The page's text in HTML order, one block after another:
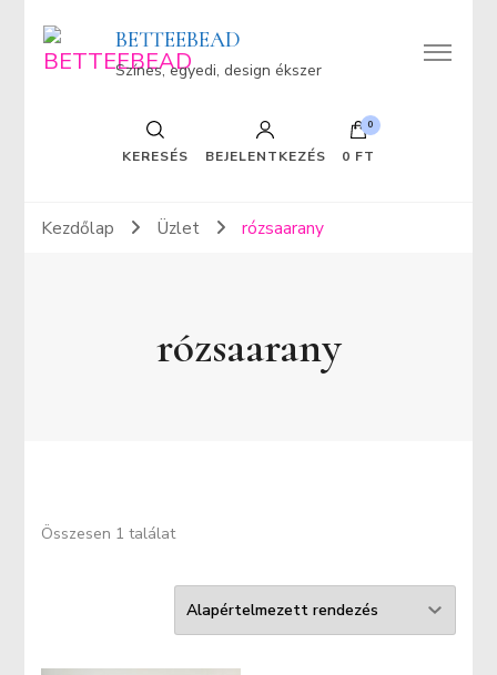
BETTEEBEAD
Színes, egyedi, design ékszer
KERESÉS BEJELENTKEZÉS
0
0 FT
Kezdőlap Üzlet rózsaarany
rózsaarany
Összesen 1 találat